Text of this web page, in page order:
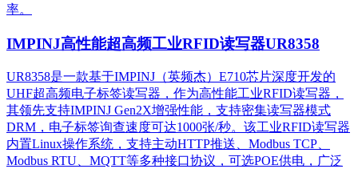
率。
IMPINJ高性能超高频工业RFID读写器UR8358
UR8358是一款基于IMPINJ（英频杰）E710芯片深度开发的
UHF超高频电子标签读写器，作为高性能工业RFID读写器，
其领先支持IMPINJ Gen2X增强性能，支持密集读写器模式
DRM，电子标签询查速度可达1000张/秒。该工业RFID读写器
内置Linux操作系统，支持主动HTTP推送、Modbus TCP、
Modbus RTU、MQTT等多种接口协议，可选POE供电，广泛